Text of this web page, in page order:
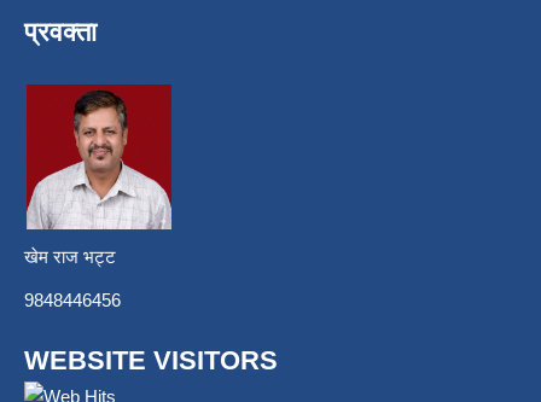
प्रवक्ता
खेम राज भट्ट
9848446456
WEBSITE VISITORS